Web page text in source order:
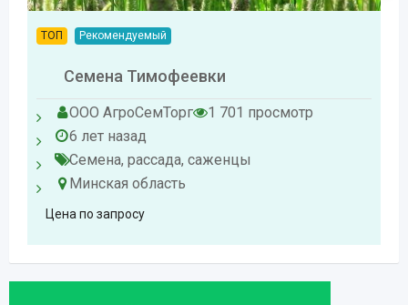
ТОП Рекомендуемый
Семена Тимофеевки
ООО АгроСемТорг
1 701 просмотр
6 лет назад
Семена, рассада, саженцы
Минская область
Цена по запросу